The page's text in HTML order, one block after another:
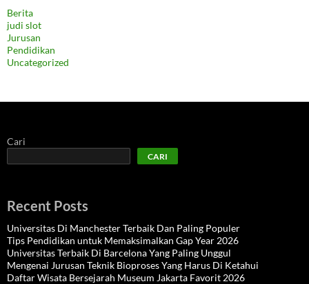
Berita
judi slot
Jurusan
Pendidikan
Uncategorized
Cari
CARI
Recent Posts
Universitas Di Manchester Terbaik Dan Paling Populer
Tips Pendidikan untuk Memaksimalkan Gap Year 2026
Universitas Terbaik Di Barcelona Yang Paling Unggul
Mengenai Jurusan Teknik Bioproses Yang Harus Di Ketahui
Daftar Wisata Bersejarah Museum Jakarta Favorit 2026